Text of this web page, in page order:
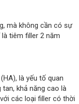
mà không cần có sự
tiêm filler 2 năm
là yếu tố quan
khả năng cao là
các loại filler có thời